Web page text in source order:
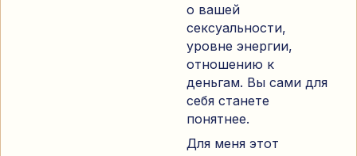
о вашей
сексуальности,
уровне энергии,
отношению к
деньгам. Вы сами для
себя станете
понятнее.
Для меня этот